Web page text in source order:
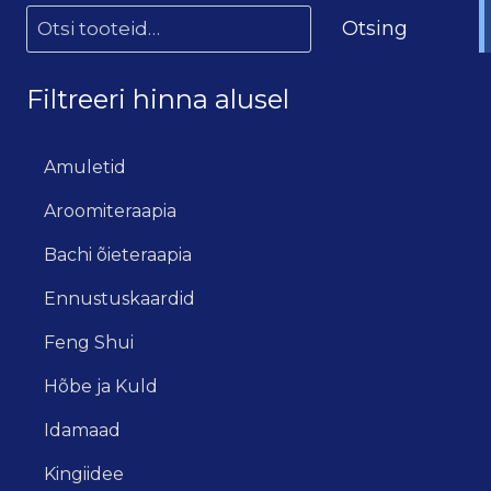
Otsing
Filtreeri hinna alusel
Amuletid
Aroomiteraapia
Bachi õieteraapia
Ennustuskaardid
Feng Shui
Hõbe ja Kuld
Idamaad
Kingiidee